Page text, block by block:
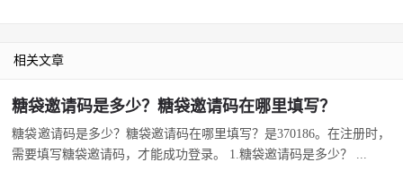
相关文章
糖袋邀请码是多少？糖袋邀请码在哪里填写？
糖袋邀请码是多少？糖袋邀请码在哪里填写？是370186。在注册时，
需要填写糖袋邀请码，才能成功登录。 1.糖袋邀请码是多少？ ...